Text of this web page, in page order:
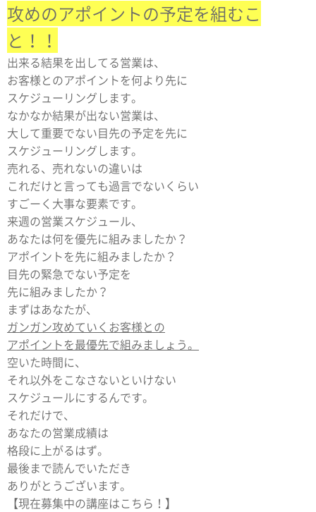
攻めのアポイントの予定を組むこ
と！！
出来る結果を出してる営業は、
お客様とのアポイントを何より先に
スケジューリングします。
なかなか結果が出ない営業は、
大して重要でない目先の予定を先に
スケジューリングします。
売れる、売れないの違いは
これだけと言っても過言でないくらい
すごーく大事な要素です。
来週の営業スケジュール、
あなたは何を優先に組みましたか？
アポイントを先に組みましたか？
目先の緊急でない予定を
先に組みましたか？
まずはあなたが、
ガンガン攻めていくお客様との
アポイントを最優先で組みましょう。
空いた時間に、
それ以外をこなさないといけない
スケジュールにするんです。
それだけで、
あなたの営業成績は
格段に上がるはず。
最後まで読んでいただき
ありがとうございます。
【現在募集中の講座はこちら！】